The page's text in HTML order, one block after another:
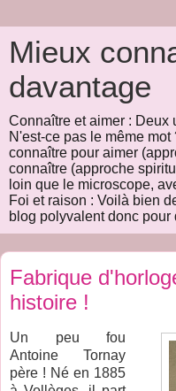
Mieux
davantage
Connaître et aimer : Deux
N'est-ce pas le même
connaître pour aimer
connaître (approche
loin que le microscope,
Foi et raison : Voilà bien
blog polyvalent donc pour
Fabrique
histoire !
Un peu fou
Antoine Tornay
père ! Né en 1885